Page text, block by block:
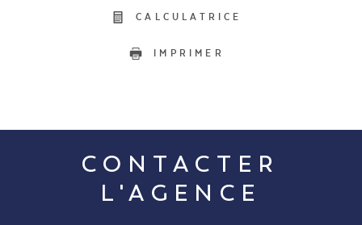
CALCULATRICE
IMPRIMER
CONTACTER
L'AGENCE